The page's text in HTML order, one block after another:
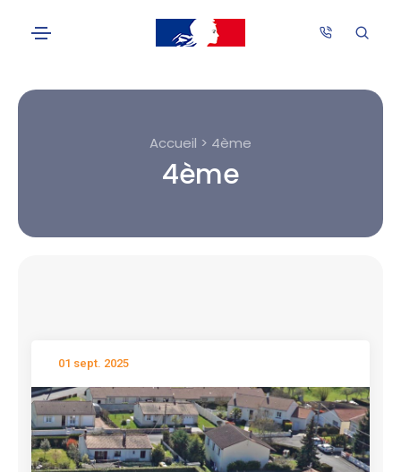
Accueil > 4ème
4ème
01 sept. 2025